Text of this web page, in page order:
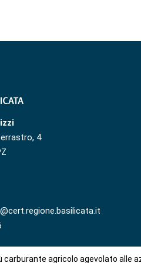
4
carburante agricolo agevolato alle